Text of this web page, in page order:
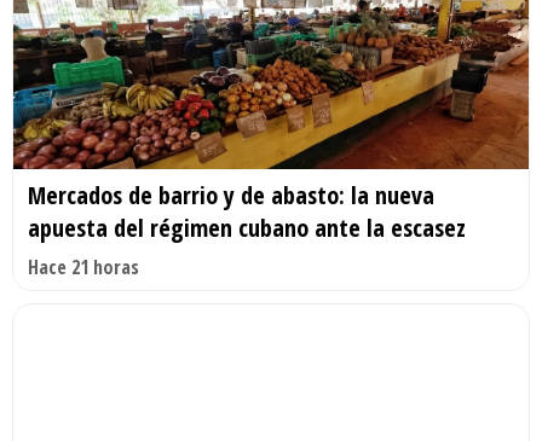
Mercados de barrio y de abasto: la nueva
apuesta del régimen cubano ante la escasez
Hace 21 horas